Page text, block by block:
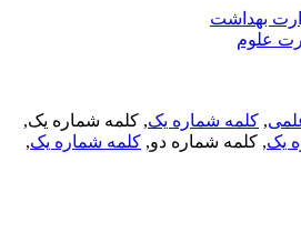
بهداشت
علوم
, کلمه شماره یک, کلمه شماره یک,
, کلمه شماره دو,کلمه شماره یک,